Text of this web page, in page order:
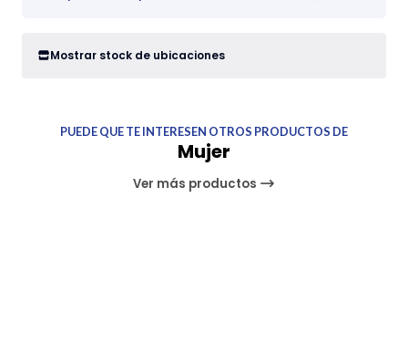
Mostrar stock de ubicaciones
PUEDE QUE TE INTERESEN OTROS PRODUCTOS DE
Mujer
Ver más productos